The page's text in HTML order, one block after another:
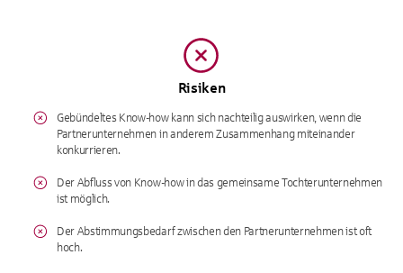
Risiken
Gebündeltes Know-how kann sich nachteilig auswirken, wenn die
Partnerunternehmen in anderem Zusammenhang miteinander
konkurrieren.
Der Abfluss von Know-how in das gemeinsame Tochterunternehmen
ist möglich.
Der Abstimmungsbedarf zwischen den Partnerunternehmen ist oft
hoch.